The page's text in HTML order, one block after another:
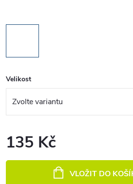
Velikost
135 Kč
VLOŽIT DO